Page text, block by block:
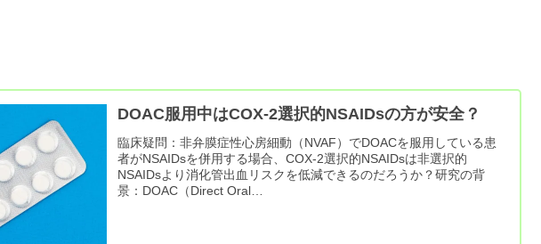
DOAC服用中はCOX-2選択的NSAIDsの方が安全？
臨床疑問：非弁膜症性心房細動（NVAF）でDOACを服用している患
者がNSAIDsを併用する場合、COX-2選択的NSAIDsは非選択的
NSAIDsより消化管出血リスクを低減できるのだろうか？研究の背
景：DOAC（Direct Oral…